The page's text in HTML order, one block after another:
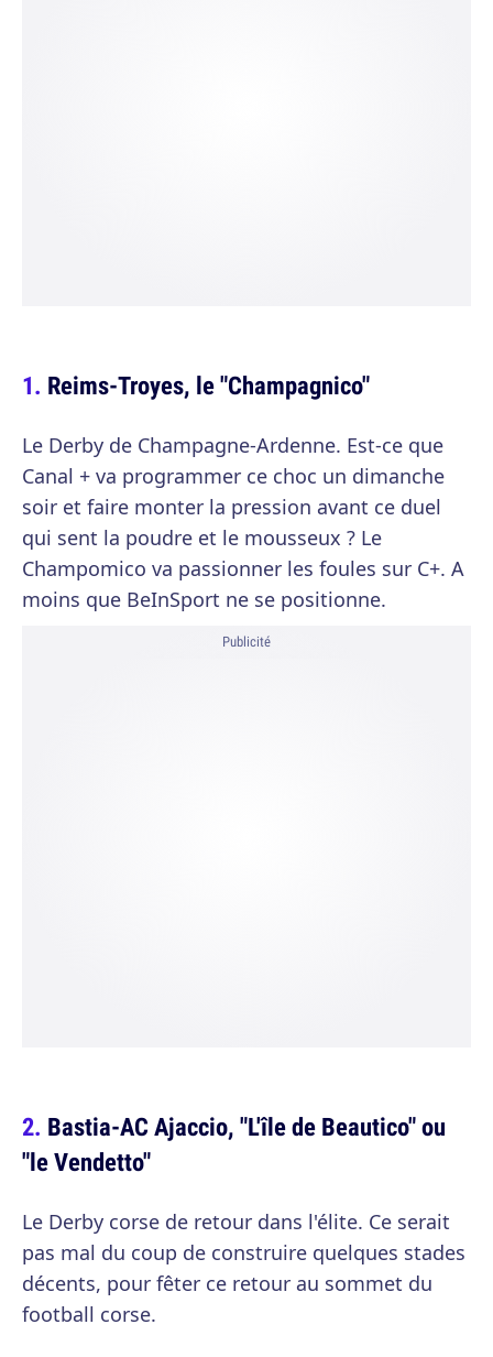
Reims-Troyes, le "Champagnico"
Le Derby de Champagne-Ardenne. Est-ce que
Canal + va programmer ce choc un dimanche
soir et faire monter la pression avant ce duel
qui sent la poudre et le mousseux ? Le
Champomico va passionner les foules sur C+. A
moins que BeInSport ne se positionne.
Publicité
Bastia-AC Ajaccio, "L'île de Beautico" ou
"le Vendetto"
Le Derby corse de retour dans l'élite. Ce serait
pas mal du coup de construire quelques stades
décents, pour fêter ce retour au sommet du
football corse.